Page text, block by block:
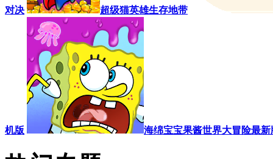
对决 超级猫英雄生存地带
机版 海绵宝宝果酱世界大冒险最新